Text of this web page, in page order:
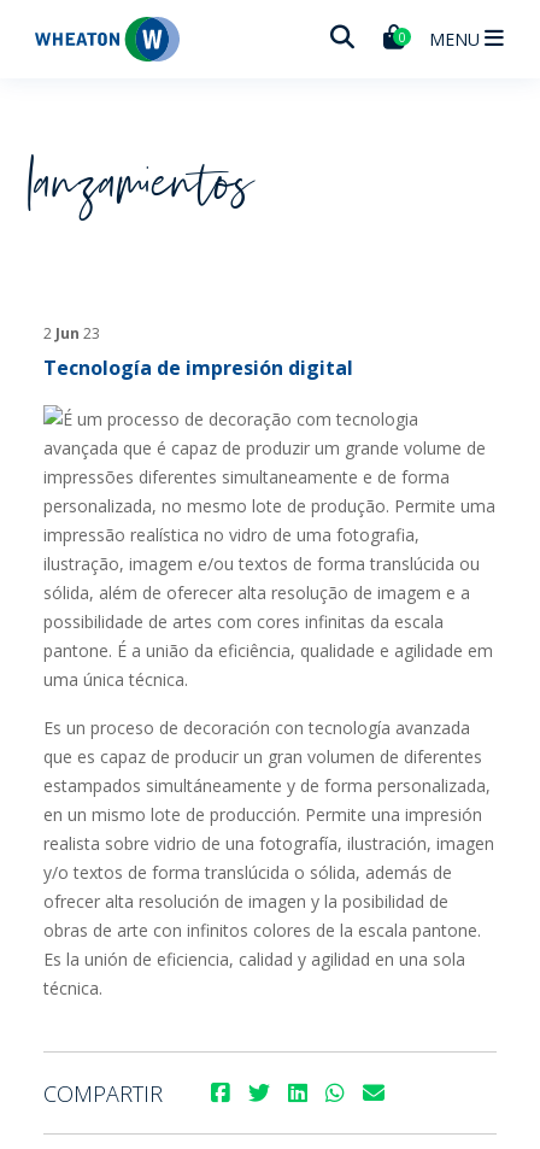
Wheaton 0 MENU
lanzamientos
2 Jun 23
Tecnología de impresión digital
Es un proceso de decoración con tecnología avanzada
que es capaz de producir un gran volumen de diferentes
estampados simultáneamente y de forma personalizada,
en un mismo lote de producción. Permite una impresión
realista sobre vidrio de una fotografía, ilustración, imagen
y/o textos de forma translúcida o sólida, además de
ofrecer alta resolución de imagen y la posibilidad de
obras de arte con infinitos colores de la escala pantone.
Es la unión de eficiencia, calidad y agilidad en una sola
técnica.
COMPARTIR